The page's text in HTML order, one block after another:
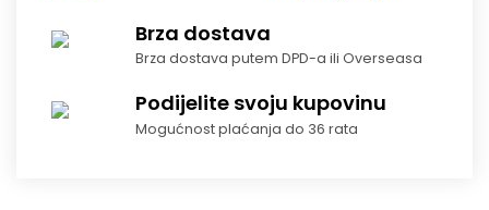
Brza dostava
Brza dostava putem DPD-a ili Overseasa
Podijelite svoju kupovinu
Mogućnost plaćanja do 36 rata